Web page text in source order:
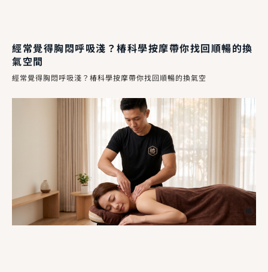
經常覺得胸悶呼吸淺？椿科學按摩帶你找回順暢的換
氣空間
經常覺得胸悶呼吸淺？椿科學按摩帶你找回順暢的換氣空